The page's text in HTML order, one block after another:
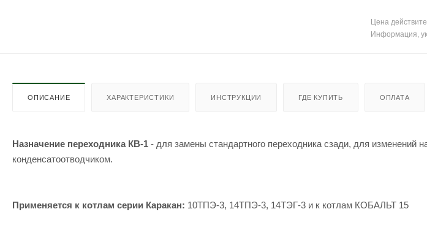
Цена
Информация,
ОПИСАНИЕ ХАРАКТЕРИСТИКИ ИНСТРУКЦИИ ГДЕ КУПИТЬ ОПЛАТА
Назначение переходника КВ-1 - для замены стандартного переходника сзади, для изменений
конденсатоотводчиком.
Применяется к котлам серии Каракан: 10ТПЭ-3, 14ТПЭ-3, 14ТЭГ-3 и к котлам КОБАЛЬТ 15